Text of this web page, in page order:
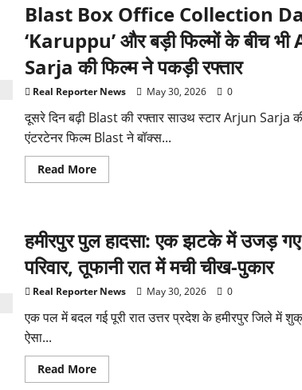
को
लेकर
टेंशन!
सुप्रीम
कोर्ट
के
फैसले
के
बाद
लाखों
शिक्षकों
की
नौकरी
पर
मंडराया
Blast Box Office Collection
‘Karuppu’ और बड़ी फिल्मों के बीच
Sarja की फिल्म ने पकड़ी रफ्तार
Real Reporter News May 30, 2026 0
दूसरे दिन बढ़ी Blast की रफ्तार साउथ स्टार Arjun Sarja
एंटरटेनर फिल्म Blast ने बॉक्स...
Read MoreRead
more
Collection
Day
2:
‘Karuppu’
बड़ी
के
बीच
Sarja
की
फिल्म
हमीरपुर पुल हादसा: एक झटके में उजड़
परिवार, तूफानी रात में मची चीख-पुकार
Real Reporter News May 30, 2026 0
एक पल में बदल गई पूरी रात उत्तर प्रदेश के हमीरपुर जिले में
ऐसा...
Read MoreRead
more